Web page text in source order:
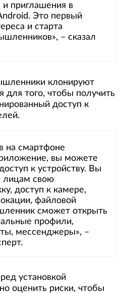
и приглашения в
Это первый
и старта
– сказал
клонируют
для того, чтобы получить
доступ к
на смартфоне
вы можете
к устройству. Вы
лицам свою
доступ к камере,
файловой
сможет открыть
профили,
мессенджеры», –
установкой
оценить риски, чтобы